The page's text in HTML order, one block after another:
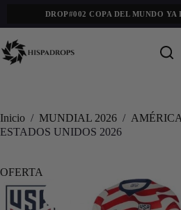
DROP#002 COPA DEL MUNDO YA
Inicio / MUNDIAL 2026 / AMÉRICA
ESTADOS UNIDOS 2026
OFERTA